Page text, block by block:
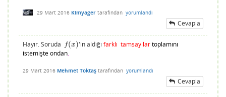
29 Mart 2016 Kimyager tarafından yorumlandı
Cevapla
Hayır. Soruda f(x)
f(x) 'in aldığıfarklı tamsayılartoplamını
istemişte ondan.
29 Mart 2016 Mehmet Toktaş tarafından yorumlandı
Cevapla